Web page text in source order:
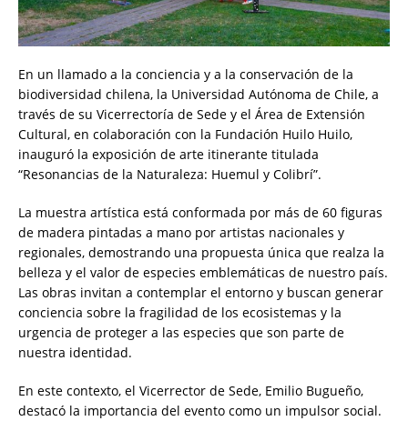
En un llamado a la conciencia y a la conservación de la
biodiversidad chilena, la Universidad Autónoma de Chile, a
través de su Vicerrectoría de Sede y el Área de Extensión
Cultural, en colaboración con la Fundación Huilo Huilo,
inauguró la exposición de arte itinerante titulada
“Resonancias de la Naturaleza: Huemul y Colibrí”.
La muestra artística está conformada por más de 60 figuras
de madera pintadas a mano por artistas nacionales y
regionales, demostrando una propuesta única que realza la
belleza y el valor de especies emblemáticas de nuestro país.
Las obras invitan a contemplar el entorno y buscan generar
conciencia sobre la fragilidad de los ecosistemas y la
urgencia de proteger a las especies que son parte de
nuestra identidad.
En este contexto, el Vicerrector de Sede, Emilio Bugueño,
destacó la importancia del evento como un impulsor social.